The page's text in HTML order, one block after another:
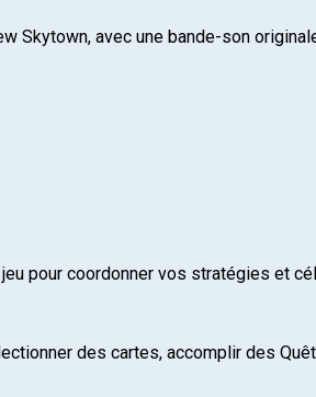
Skytown, avec une bande-son
pour coordonner vos stratégies et
des cartes, accomplir des